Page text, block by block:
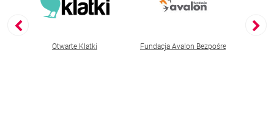
Ochrony Zwierząt OTOZ Animals
Otwarte Klatki Fundacja Avalon Bezpośrednia Pomoc